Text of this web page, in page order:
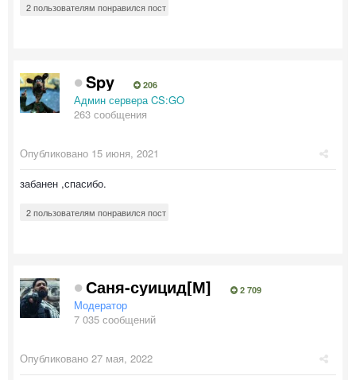
2 пользователям понравился пост
Spy 206
Админ сервера CS:GO
263 сообщения
Опубликовано 15 июня, 2021
забанен ,спасибо.
2 пользователям понравился пост
Саня-суицид[М] 2 709
Модератор
7 035 сообщений
Опубликовано 27 мая, 2022